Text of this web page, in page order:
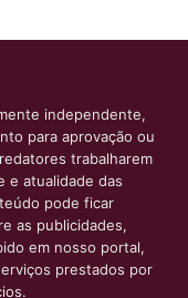
independente,
para aprovação ou
trabalharem
e atualidade das
pode ficar
as publicidades,
em nosso portal,
prestados por